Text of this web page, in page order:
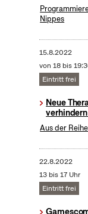
Nippes
15.8.2022
von 18 bis
Eintritt frei
Neue
Aus der
22.8.2022
13 bis 17 Uhr
Eintritt frei